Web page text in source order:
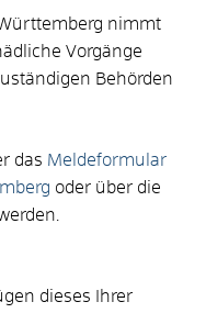
nimmt
Vorgänge
Behörden
das Meldeformular
oder über die
dieses Ihrer